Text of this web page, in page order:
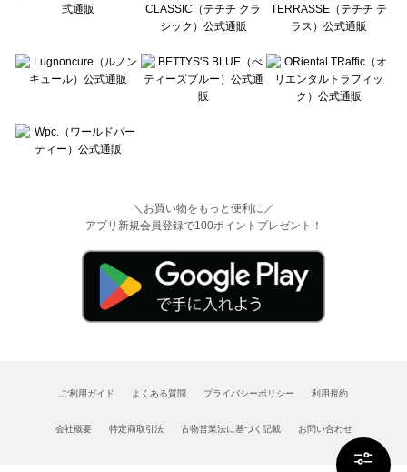
＼お買い物をもっと便利に／
アプリ新規会員登録で100ポイントプレゼント！
ご利用ガイド よくある質問 プライバシーポリシー 利用規約
会社概要 特定商取引法 古物営業法に基づく記載 お問い合わせ